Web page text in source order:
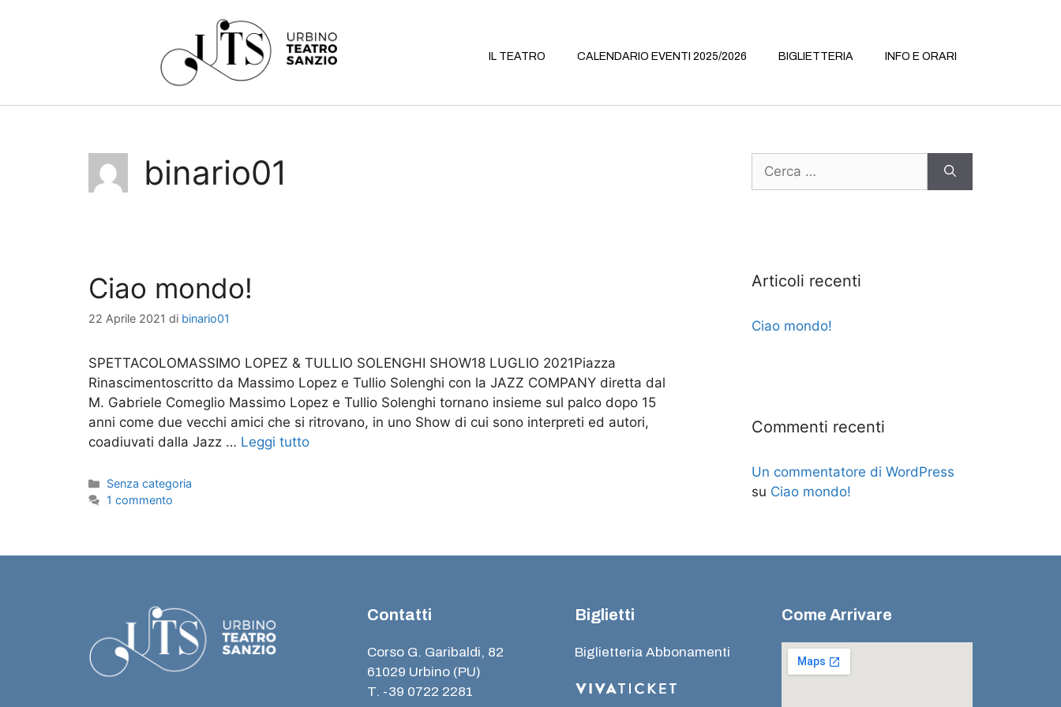
IL TEATRO CALENDARIO EVENTI 2025/2026 BIGLIETTERIA INFO E ORARI
binario01
Ciao mondo!
22 Aprile 2021 di binario01
SPETTACOLOMASSIMO LOPEZ & TULLIO SOLENGHI SHOW18 LUGLIO 2021Piazza
Rinascimentoscritto da Massimo Lopez e Tullio Solenghi con la JAZZ COMPANY diretta dal
M. Gabriele Comeglio Massimo Lopez e Tullio Solenghi tornano insieme sul palco dopo 15
anni come due vecchi amici che si ritrovano, in uno Show di cui sono interpreti ed autori,
coadiuvati dalla Jazz … Leggi tutto
Senza categoria
1 commento
Articoli recenti
Ciao mondo!
Commenti recenti
Un commentatore di WordPress
su Ciao mondo!
Contatti
Corso G. Garibaldi, 82
61029 Urbino (PU)
T. -39 0722 2281
Biglietti
Biglietteria Abbonamenti
Come Arrivare